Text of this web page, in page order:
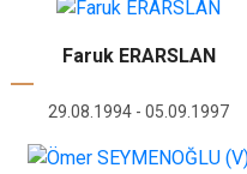
Faruk ERARSLAN
29.08.1994 - 05.09.1997